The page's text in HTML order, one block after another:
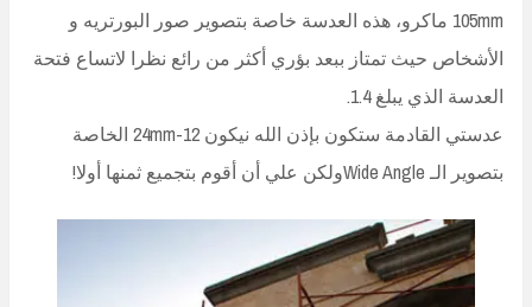
105mm ماكرو، هذه العدسة خاصة بتصوير صور البورتريه و
الأشخاص حيث تمتاز ببعد بؤري أكثر من رائع نظرا لاتساع فتحة
العدسة الذي يبلغ 1.4.
عدستي القادمة ستكون بإذن الله نيكون 12-24mm الخاصة
بتصوير الـ Wide Angleولكن علي أن أقوم بتجميع ثمنها أولا!